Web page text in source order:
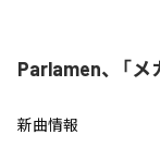
Parlamen、「
新曲情報